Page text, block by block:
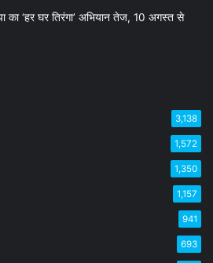
का ‘हर घर तिरंगा’ अभियान तेज, 10 अगस्त से
3,138
1,572
1,350
1,157
941
693